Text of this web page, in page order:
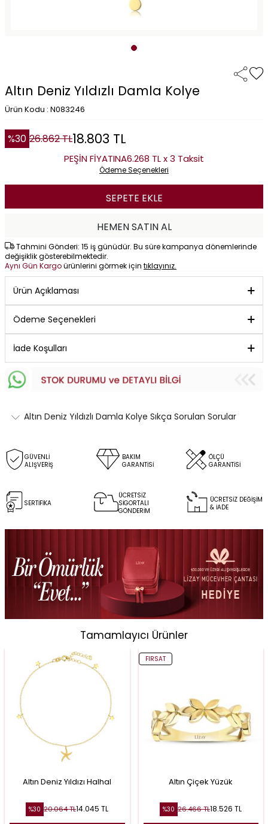
Altın Deniz Yıldızlı Damla Kolye
Ürün Kodu : N083246
%30 26.862TL18.803 TL
PEŞİN FİYATINA6.268 TL x 3 Taksit
Ödeme Seçenekleri
SEPETE EKLE
HEMEN SATIN AL
Tahmini Gönderi: 15 iş günüdür. Bu süre kampanya dönemlerinde
değişiklik gösterebilmektedir.
Aynı Gün Kargoürünlerini görmek için tıklayınız.
Ürün Açıklaması
Ödeme Seçenekleri
İade Koşulları
Altın Deniz Yıldızlı Damla Kolye Sıkça Sorulan Sorular
GÜVENLİ
ALIŞVERİŞ
BAKIM
GARANTİSİ
ÖLÇÜ
GARANTİSİ
SERTİFİKA
ÜCRETSİZ
SİGORTALI
GÖNDERİM
ÜCRETSİZ DEĞİŞİM
& İADE
Tamamlayıcı Ürünler
Altın Deniz Yıldızı Halhal
%30 20.064TL14.045 TL
FIRSAT
Altın Çiçek Yüzük
%30 26.466TL18.526 TL